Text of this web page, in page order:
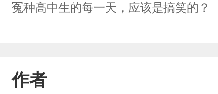
冤种高中生的每一天，应该是搞笑的？
作者